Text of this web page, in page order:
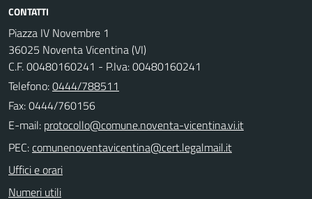
CONTATTI
Piazza IV Novembre 1
36025 Noventa Vicentina (VI)
C.F. 00480160241 - P.Iva: 00480160241
Telefono:0444/788511
Fax: 0444/760156
E-mail:
PEC:
Uffici e orari
Numeri utili